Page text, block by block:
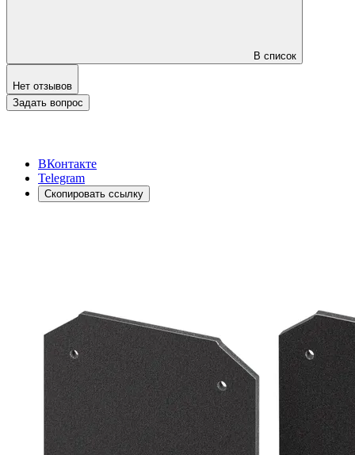
В список
Нет отзывов
Задать вопрос
ВКонтакте
Telegram
Скопировать ссылку